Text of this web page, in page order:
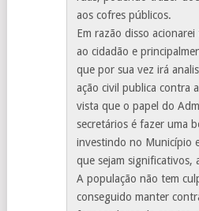
aos cofres públicos.
Em razão disso
ao cidadão e
que por sua vez irá
ação civil publica contra
vista que o papel do
secretários é fazer uma
investindo no Município
que sejam significativos,
A população não tem
conseguido manter